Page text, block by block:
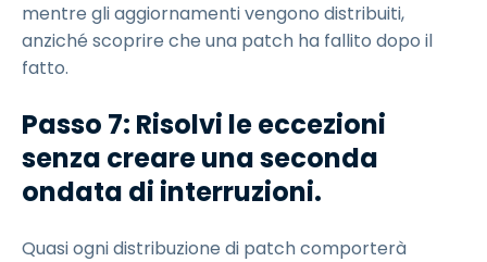
mentre gli aggiornamenti vengono distribuiti,
anziché scoprire che una patch ha fallito dopo il
fatto.
Passo 7: Risolvi le eccezioni
senza creare una seconda
ondata di interruzioni.
Quasi ogni distribuzione di patch comporterà